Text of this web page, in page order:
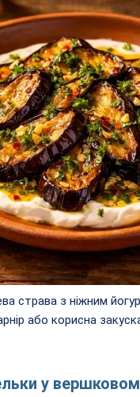
страва з ніжним
або корисна
у